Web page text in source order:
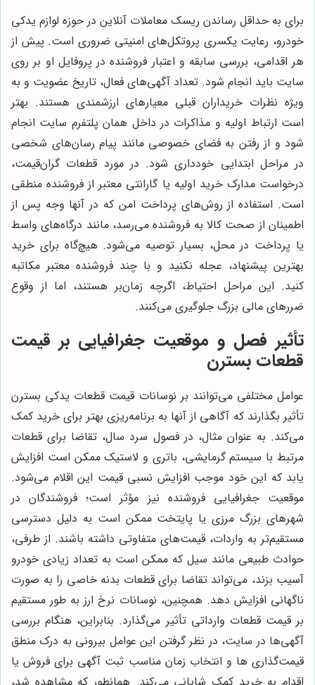
برای به حداقل رساندن ریسک معاملات آنلاین در حوزه لوازم یدکی
خودرو، رعایت یکسری پروتکل‌های امنیتی ضروری است. پیش از
هر اقدامی، بررسی سابقه و اعتبار فروشنده در پروفایل او بر روی
سایت باید انجام شود. تعداد آگهی‌های فعال، تاریخ عضویت و به
ویژه نظرات خریداران قبلی معیارهای ارزشمندی هستند. بهتر
است ارتباط اولیه و مذاکرات در داخل همان پلتفرم سایت انجام
شود و از رفتن به فضای خصوصی مانند پیام رسان‌های شخصی
در مراحل ابتدایی خودداری شود. در مورد قطعات گران‌قیمت،
درخواست مدارک خرید اولیه یا گارانتی معتبر از فروشنده منطقی
است. استفاده از روش‌های پرداخت امن که در آنها وجه پس از
اطمینان از صحت کالا به فروشنده می‌رسد، مانند درگاه‌های واسط
یا پرداخت در محل، بسیار توصیه می‌شود. هیچ‌گاه برای خرید
بهترین پیشنهاد، عجله نکنید و با چند فروشنده معتبر مکاتبه
کنید. این مراحل احتیاط، اگرچه زمان‌بر هستند، اما از وقوع
ضررهای مالی بزرگ جلوگیری می‌کنند.
تأثیر فصل و موقعیت جغرافیایی بر قیمت
قطعات بسترن
عوامل مختلفی می‌توانند بر نوسانات قیمت قطعات یدکی بسترن
تأثیر بگذارند که آگاهی از آنها به برنامه‌ریزی بهتر برای خرید کمک
می‌کند. به عنوان مثال، در فصول سرد سال، تقاضا برای قطعات
مرتبط با سیستم گرمایشی، باتری و لاستیک ممکن است افزایش
یابد که این خود موجب افزایش نسبی قیمت این اقلام می‌شود.
موقعیت جغرافیایی فروشنده نیز مؤثر است؛ فروشندگان در
شهرهای بزرگ مرزی یا پایتخت ممکن است به دلیل دسترسی
مستقیم‌تر به واردات، قیمت‌های متفاوتی داشته باشند. از طرفی،
حوادث طبیعی مانند سیل که ممکن است به تعداد زیادی خودرو
آسیب بزند، می‌تواند تقاضا برای قطعات بدنه خاصی را به صورت
ناگهانی افزایش دهد. همچنین، نوسانات نرخ ارز به طور مستقیم
بر قیمت قطعات وارداتی تأثیر می‌گذارد. بنابراین، هنگام بررسی
آگهی‌ها در سایت، در نظر گرفتن این عوامل بیرونی به درک منطق
قیمت‌گذاری ها و انتخاب زمان مناسب ثبت آگهی برای فروش یا